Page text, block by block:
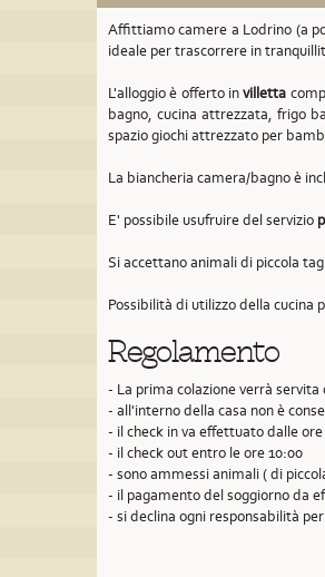
Affittiamo camere a Lodrino (a
ideale per trascorrere in
L'alloggio è offerto invilletta
bagno, cucina attrezzata, frigo
spazio giochi attrezzato per
La biancheria camera/bagno è
E' possibile usufruire del servizio
Si accettano animali di piccola
Possibilità di utilizzo della cucina
Regolamento
- La prima colazione verrà servita
- all'interno della casa non è
- il check in va effettuato dalle
- il check out entro le ore 10:00
- sono ammessi animali ( di
- il pagamento del soggiorno da
- si declina ogni responsabilità